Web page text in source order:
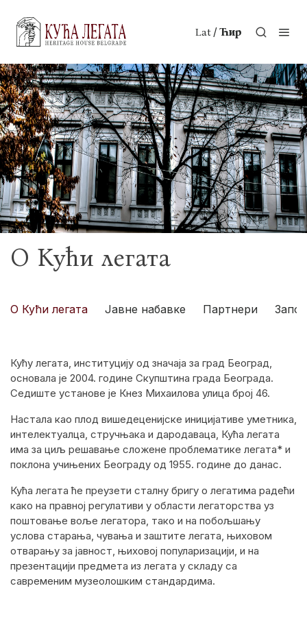
Lat /Ћир
О Кући легата
О Кући легата Јавне набавке Партнери
Кућу легата, институцију од значаја за град Београд,
основала је 2004. године Скупштина града Београда.
Седиште установе је Кнез Михаилова улица број 46.
Настала као плод вишедеценијске иницијативе уметника,
интелектуалца, стручњака и дародаваца, Кућа легата
има за циљ решавање сложене проблематике легата* и
поклона учињених Београду од 1955. године до данас.
Кућа легата ће преузети сталну бригу о легатима радећи
како на правној регулативи у области легаторства уз
поштовање воље легатора, тако и на побољшању
услова старања, чувања и заштите легата, њиховом
отварању за јавност, њиховој популаризацији, и на
презентацији предмета из легата у складу са
савременим музеолошким стандардима.